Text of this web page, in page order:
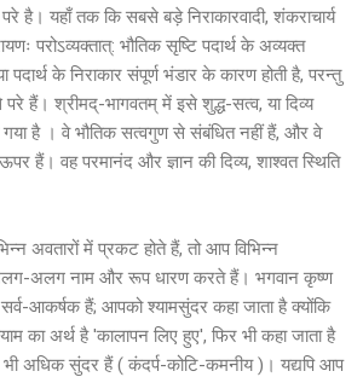
है। यहाँ तक कि सबसे बड़े निराकारवादी, शंकराचार्य
परोऽव्यक्तात्: भौतिक सृष्टि पदार्थ के अव्यक्त
पदार्थ के निराकार संपूर्ण भंडार के कारण होती है, परन्तु
हैं। श्रीमद्-भागवतम् में इसे शुद्ध-सत्व, या दिव्य
है । वे भौतिक सत्वगुण से संबंधित नहीं हैं, और वे
हैं। वह परमानंद और ज्ञान की दिव्य, शाश्वत स्थिति
अवतारों में प्रकट होते हैं, तो आप विभिन्न
अलग नाम और रूप धारण करते हैं। भगवान कृष्ण
आकर्षक हैं; आपको श्यामसुंदर कहा जाता है क्योंकि
का अर्थ है 'कालापन लिए हुए', फिर भी कहा जाता है
अधिक सुंदर हैं ( कंदर्प-कोटि-कमनीय )। यद्यपि आप